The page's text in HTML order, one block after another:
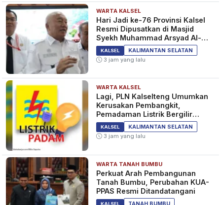
WARTA KALSEL
Hari Jadi ke-76 Provinsi Kalsel
Resmi Dipusatkan di Masjid
Syekh Muhammad Arsyad Al-
Banjari
KALSEL
KALIMANTAN SELATAN
3 jam yang lalu
WARTA KALSEL
Lagi, PLN Kalselteng Umumkan
Kerusakan Pembangkit,
Pemadaman Listrik Bergilir
Diperpanjang?
KALSEL
KALIMANTAN SELATAN
3 jam yang lalu
WARTA TANAH BUMBU
Perkuat Arah Pembangunan
Tanah Bumbu, Perubahan KUA-
PPAS Resmi Ditandatangani
KALSEL
TANAH BUMBU